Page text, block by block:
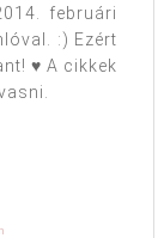
februári
:) Ezért
♥ A cikkek